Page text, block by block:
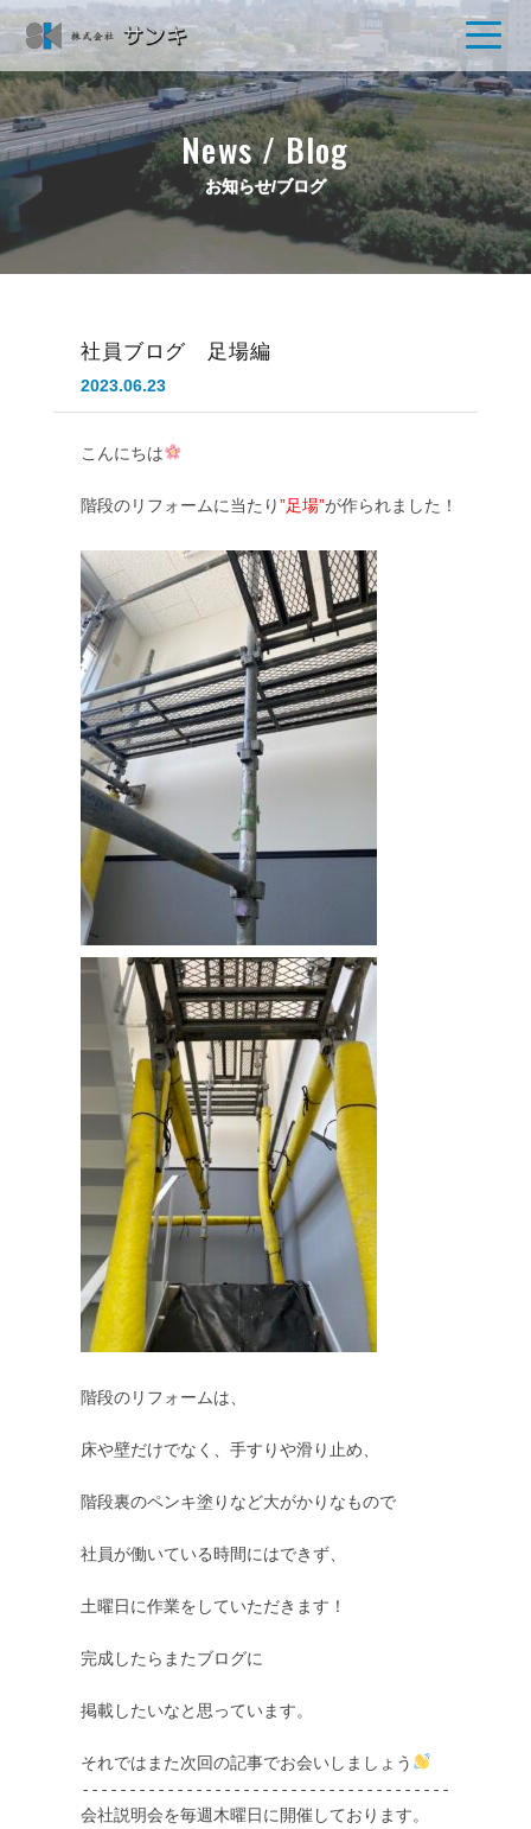
News / Blog
お知らせ/ブログ
社員ブログ 足場編
2023.06.23
こんにちは
階段のリフォームに当たり”足場”が作られました！
階段のリフォームは、
床や壁だけでなく、手すりや滑り止め、
階段裏のペンキ塗りなど大がかりなもので
社員が働いている時間にはできず、
土曜日に作業をしていただきます！
完成したらまたブログに
掲載したいなと思っています。
それではまた次回の記事でお会いしましょう
-------------------------------------------
会社説明会を毎週木曜日に開催しております。